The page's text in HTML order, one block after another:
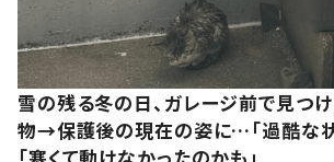
雪の残る冬の日、ガレージ前で見つ
物→保護後の現在の姿に…「過酷な状